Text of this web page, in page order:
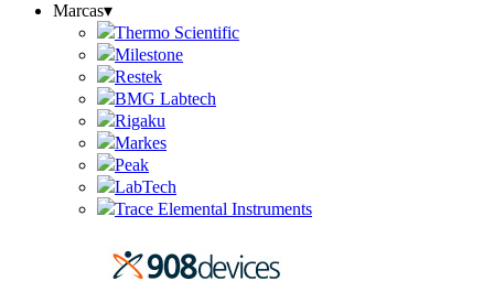
Marcas▾
Thermo Scientific
Milestone
Restek
BMG Labtech
Rigaku
Markes
Peak
LabTech
Trace Elemental Instruments